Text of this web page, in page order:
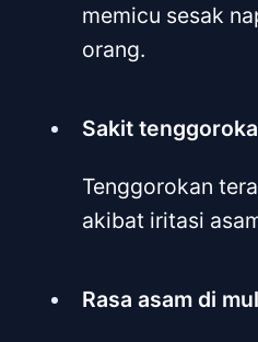
memicu sesak
orang.
Sakit
Tenggorokan
akibat iritasi
Rasa asam di